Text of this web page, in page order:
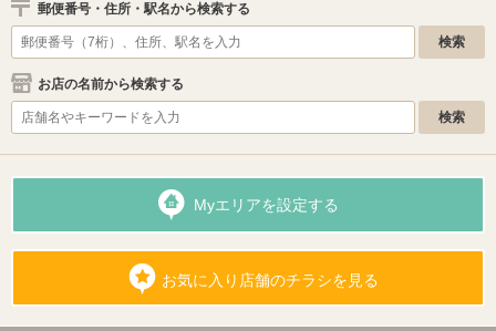
郵便番号・住所・駅名から検索する
お店の名前から検索する
Myエリアを設定する
お気に入り店舗のチラシを見る